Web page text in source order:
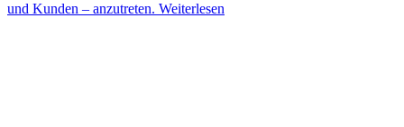
und Kunden – anzutreten. Weiterlesen